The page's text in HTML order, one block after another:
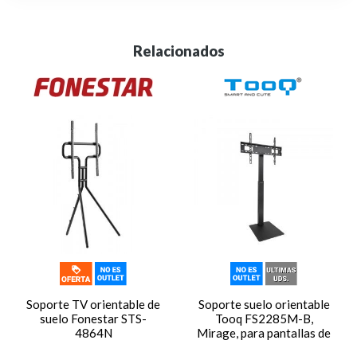
Relacionados
Soporte TV orientable de
suelo Fonestar STS-
4864N
Soporte suelo orientable
Tooq FS2285M-B,
Mirage, para pantallas de